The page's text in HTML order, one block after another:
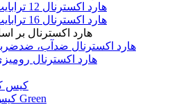
هارد اکسترنال 12 ترابایت
هارد اکسترنال 16 ترابایت
هارد اکسترنال بر
هارد اکسترنال ضدآب،
هارد اکسترنال
کیس
کیس Green